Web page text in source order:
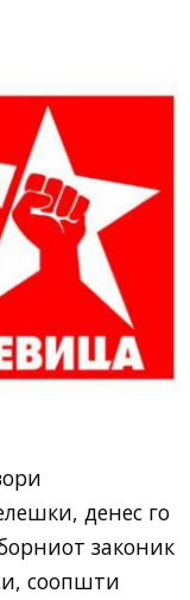
денес го
законик
соопшти